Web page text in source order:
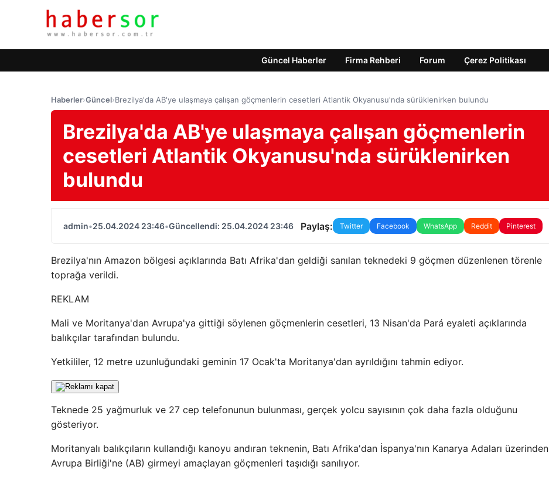
Güncel Haberler Firma Rehberi Forum Çerez Politikası
Haberler›Güncel›Brezilya'da AB'ye ulaşmaya çalışan göçmenlerin cesetleri Atlantik Okyanusu'nda sürüklenirken bulundu
Brezilya'da AB'ye ulaşmaya çalışan göçmenlerin
cesetleri Atlantik Okyanusu'nda sürüklenirken
bulundu
admin•25.04.2024 23:46•Güncellendi: 25.04.2024 23:46 Paylaş: Twitter Facebook WhatsApp Reddit Pinterest
Brezilya'nın Amazon bölgesi açıklarında Batı Afrika'dan geldiği sanılan teknedeki 9 göçmen düzenlenen törenle
toprağa verildi.
REKLAM
Mali ve Moritanya'dan Avrupa'ya gittiği söylenen göçmenlerin cesetleri, 13 Nisan'da Pará eyaleti açıklarında
balıkçılar tarafından bulundu.
Yetkililer, 12 metre uzunluğundaki geminin 17 Ocak'ta Moritanya'dan ayrıldığını tahmin ediyor.
Teknede 25 yağmurluk ve 27 cep telefonunun bulunması, gerçek yolcu sayısının çok daha fazla olduğunu
gösteriyor.
Moritanyalı balıkçıların kullandığı kanoyu andıran teknenin, Batı Afrika'dan İspanya'nın Kanarya Adaları üzerinden
Avrupa Birliği'ne (AB) girmeyi amaçlayan göçmenleri taşıdığı sanılıyor.